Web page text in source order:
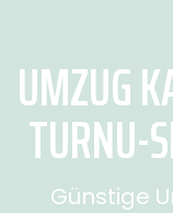
UMZUG
TURNU-
Günstige